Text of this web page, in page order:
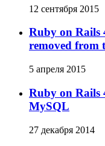
12 сентября 2015
Ruby on Rails
removed from
5 апреля 2015
Ruby on Rails
MySQL
27 декабря 2014